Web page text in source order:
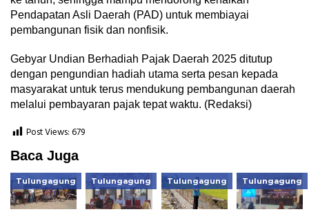
Pendapatan Asli Daerah (PAD) untuk membiayai
pembangunan fisik dan nonfisik.
Gebyar Undian Berhadiah Pajak Daerah 2025 ditutup
dengan pengundian hadiah utama serta pesan kepada
masyarakat untuk terus mendukung pembangunan daerah
melalui pembayaran pajak tepat waktu. (Redaksi)
Post Views:679
Baca Juga
Tulungagung Tulungagung Tulungagung Tulungagung